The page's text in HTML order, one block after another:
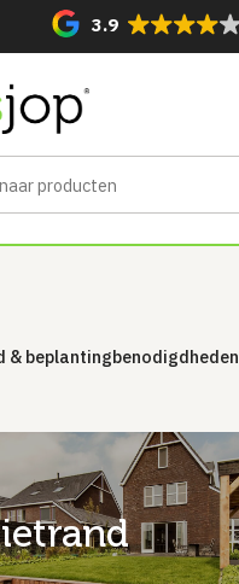
3.9
& beplanting­benodigdheden
gietrand